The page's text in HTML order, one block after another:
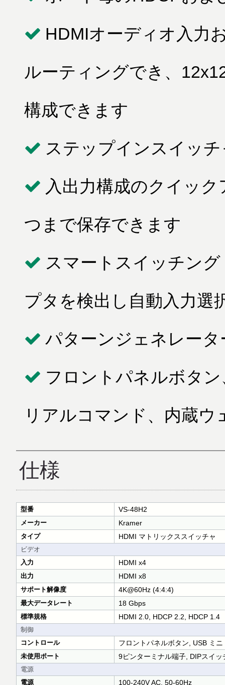
HDMIオーディオ入力
ルーティングでき、
構成できます
ステップインスイッ
入出力構成のクイッ
つまで保存できます
スマートスイッチン
プタを検出し自動入力選
パターンジェネレータ
フロントパネルボタ
リアルコマンド、内蔵
仕様
型番 VS-48H2
メーカー Kramer
タイプ HDMI マトリックススイッチャ
ビデオ
入力
HDMI x4
出力 HDMI x8
サポート解像度 4K@60Hz (4:4:4)
最大データレート 18 Gbps
標準規格 HDMI 2.0, HDCP 2.2, HDCP 1.4
制御
コントロール
フロントパネルボタン, USB ミ
未使用ポート 9ピンターミナル端子, DIPスイッ
電源
電源
100-240V AC, 50-60Hz